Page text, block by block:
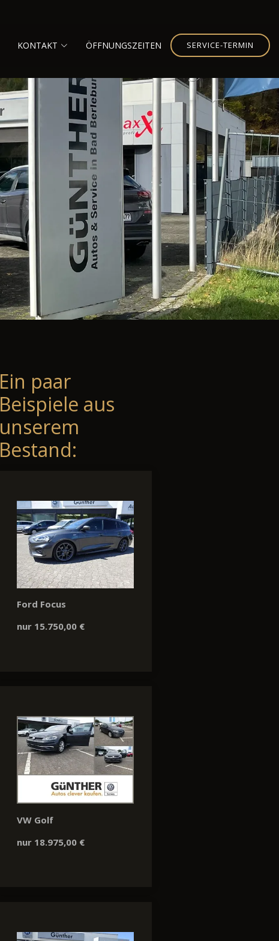
KONTAKT ÖFFNUNGSZEITEN SERVICE-TERMIN
Ein paar
Beispiele aus
unserem
Bestand:
Ford Focus
nur 15.750,00 €
VW Golf
nur 18.975,00 €